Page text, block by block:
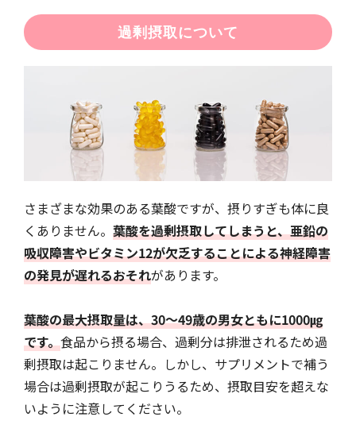
過剰摂取について
さまざまな効果のある葉酸ですが、摂りすぎも体に良
くありません。 葉酸を過剰摂取してしまうと、亜鉛の
吸収障害やビタミン12が欠乏することによる神経障害
の発見が遅れるおそれがあります。
葉酸の最大摂取量は、30〜49歳の男女ともに1000㎍
です。食品から摂る場合、過剰分は排泄されるため過
剰摂取は起こりません。しかし、サプリメントで補う
場合は過剰摂取が起こりうるため、摂取目安を超えな
いように注意してください。